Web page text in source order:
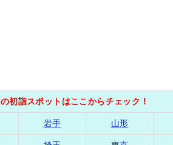
初詣スポットはここからチェック！
岩手 山形